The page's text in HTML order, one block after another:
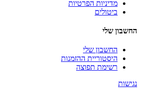
מדיניות הפרטיות
ביטולים
החשבון שלי
החשבון שלי
היסטוריית ההזמנות
רשימת תפוצה
נגישות